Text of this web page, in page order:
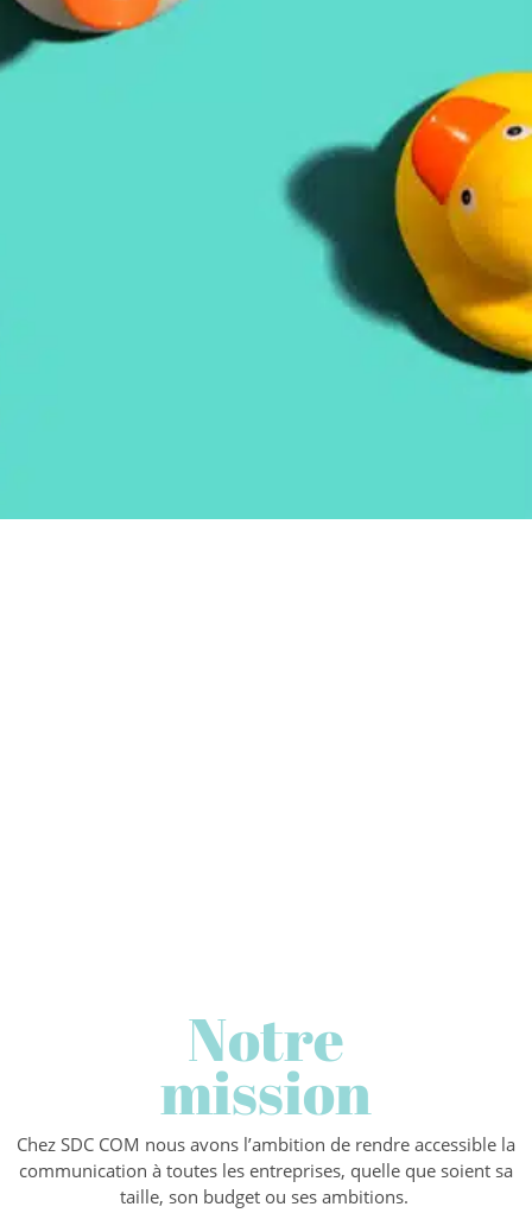
Notre
mission
Chez SDC COM nous avons l’ambition de rendre accessible la
communication à toutes les entreprises, quelle que soient sa
taille, son budget ou ses ambitions.